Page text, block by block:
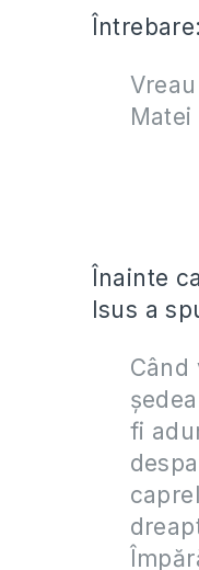
Întrebare:
Matei
Înainte
Isus a
Când
fi